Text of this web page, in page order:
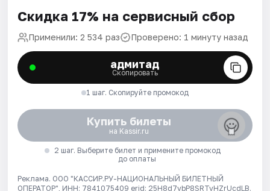
Скидка 17% на сервисный сбор
Применили: 2 534 раз Проверено: 1 минуту назад
адмитад
Скопировать
1 шаг. Скопируйте промокод
Купить билеты
на Kassir.ru
2 шаг. Выберите билет и примените промокод
до оплаты
Реклама. ООО "КАССИР.РУ-НАЦИОНАЛЬНЫЙ БИЛЕТНЫЙ
ОПЕРАТОР", ИНН: 7841075409 erid: 25H8d7vbP8SRTvHZrUcdLB.